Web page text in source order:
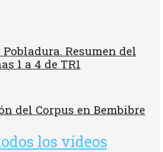
Pobladura. Resumen del
1 a 4 de TR1
del Corpus en Bembibre
los vídeos